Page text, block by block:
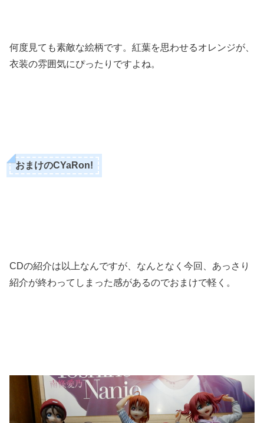
何度見ても素敵な絵柄です。紅葉を思わせるオレンジが、
衣装の雰囲気にぴったりですよね。
おまけのCYaRon!
CDの紹介は以上なんですが、なんとなく今回、あっさり
紹介が終わってしまった感があるのでおまけで軽く。